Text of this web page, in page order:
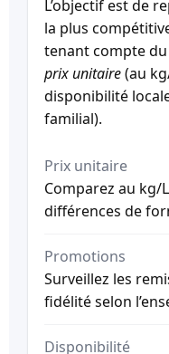
L’objectif est de
la plus
tenant compte du
prix unitaire(au
disponibilité
familial).
Prix unitaire
Comparez au kg/
différences de
Promotions
Surveillez les
fidélité selon
Disponibilité